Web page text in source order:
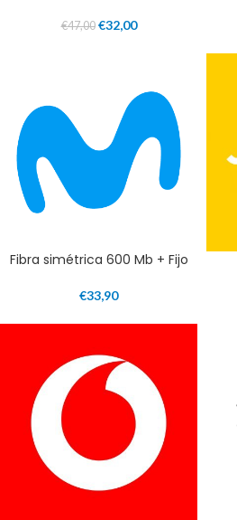
€47,00 €32,00
Fibra simétrica 600 Mb + Fijo
€33,90